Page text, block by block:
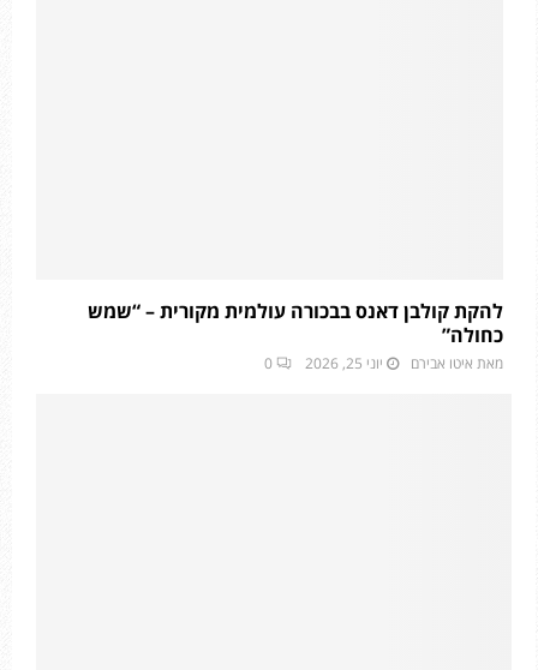
להקת קולבן דאנס בבכורה עולמית מקורית – “שמש
כחולה”
מאת איטו אבירם יוני 25, 2026 0